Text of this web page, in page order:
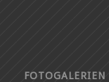
FOTOGALERIEN